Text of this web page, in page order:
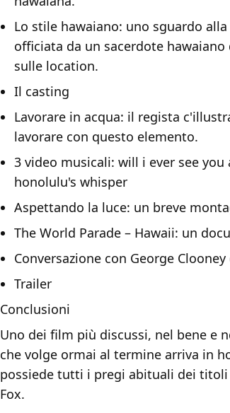
Lo stile hawaiano: uno sguardo
officiata da un sacerdote
sulle location.
Il casting
Lavorare in acqua: il regista
lavorare con questo elemento.
3 video musicali: will i ever see
honolulu's whisper
Aspettando la luce: un breve
The World Parade – Hawaii: un
Conversazione con George
Trailer
Conclusioni
Uno dei film più discussi, nel bene e
che volge ormai al termine arriva in
possiede tutti i pregi abituali dei
Fox.